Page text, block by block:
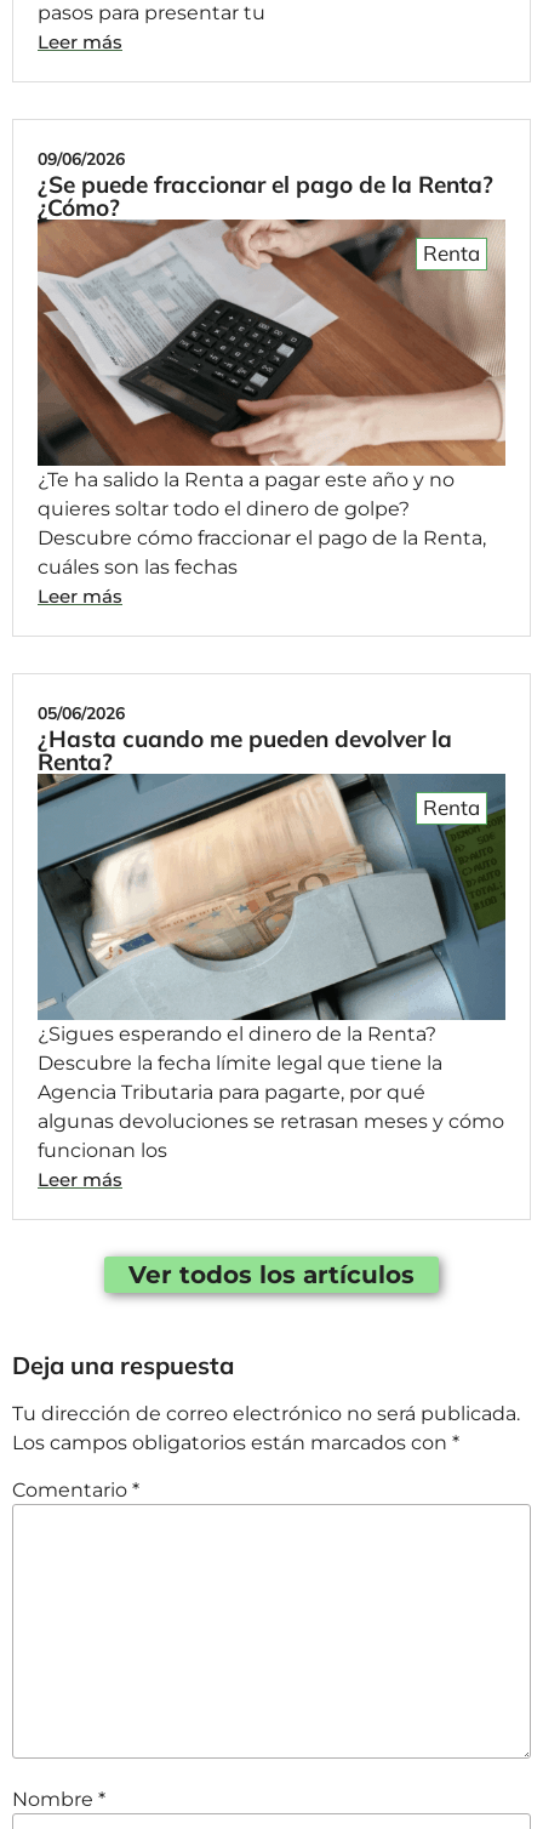
pasos para presentar tu
Leer más
09/06/2026
¿Se puede fraccionar el pago de la Renta?
¿Cómo?
¿Te ha salido la Renta a pagar este año y no
quieres soltar todo el dinero de golpe?
Descubre cómo fraccionar el pago de la Renta,
cuáles son las fechas
Leer más
Renta
05/06/2026
¿Hasta cuando me pueden devolver la
Renta?
¿Sigues esperando el dinero de la Renta?
Descubre la fecha límite legal que tiene la
Agencia Tributaria para pagarte, por qué
algunas devoluciones se retrasan meses y cómo
funcionan los
Leer más
Renta
Ver todos los artículos
Deja una respuesta
Tu dirección de correo electrónico no será publicada.
Los campos obligatorios están marcados con *
Comentario *
Nombre *